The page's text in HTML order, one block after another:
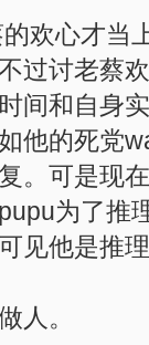
欢心才当
过讨老蔡
间和自身
他的死党
。可是现
为了推
见他是推
人。